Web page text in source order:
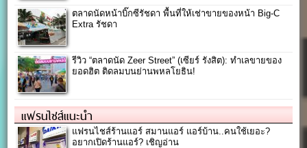
ตลาดนัดหน้าบิ๊กซีรัชดา พื้นที่ให้เช่าขายของหน้า Big-C
Extra รัชดา
รีวิว “ตลาดนัด Zeer Street” (เซียร์ รังสิต): ทำเลขายของ
ยอดฮิต ติดลมบนย่านพหลโยธิน!
แฟรนไชส์แนะนำ
แฟรนไชส์ร้านแอร์ สมานแอร์ แอร์บ้าน..คนใช้เยอะ?
อยากเปิดร้านแอร์? เชิญอ่าน